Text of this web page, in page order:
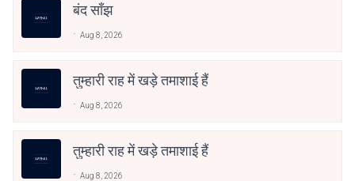
बंद साँझ
Aug 8, 2026
तुम्हारी राह में खड़े तमाशाई हैं
Aug 8, 2026
तुम्हारी राह में खड़े तमाशाई हैं
Aug 8, 2026